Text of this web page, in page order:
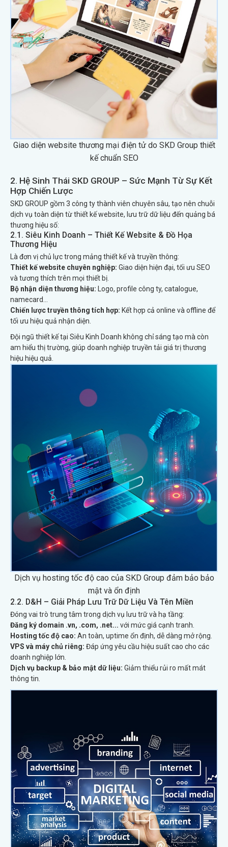
Giao diện website thương mại điện tử do SKD Group thiết
kế chuẩn SEO
2. Hệ Sinh Thái SKD GROUP – Sức Mạnh Từ Sự Kết
Hợp Chiến Lược
SKD GROUP gồm 3 công ty thành viên chuyên sâu, tạo nên chuỗi
dịch vụ toàn diện từ thiết kế website, lưu trữ dữ liệu đến quảng bá
thương hiệu số:
2.1. Siêu Kinh Doanh – Thiết Kế Website & Đồ Họa
Thương Hiệu
Là đơn vị chủ lực trong mảng thiết kế và truyền thông:
Thiết kế website chuyên nghiệp: Giao diện hiện đại, tối ưu SEO
và tương thích trên mọi thiết bị.
Bộ nhận diện thương hiệu: Logo, profile công ty, catalogue,
namecard...
Chiến lược truyền thông tích hợp: Kết hợp cả online và offline để
tối ưu hiệu quả nhận diện.
Đội ngũ thiết kế tại Siêu Kinh Doanh không chỉ sáng tạo mà còn
am hiểu thị trường, giúp doanh nghiệp truyền tải giá trị thương
hiệu hiệu quả.
Dịch vụ hosting tốc độ cao của SKD Group đảm bảo bảo
mật và ổn định
2.2. D&H – Giải Pháp Lưu Trữ Dữ Liệu Và Tên Miền
Đóng vai trò trung tâm trong dịch vụ lưu trữ và hạ tầng:
Đăng ký domain .vn, .com, .net... với mức giá cạnh tranh.
Hosting tốc độ cao: An toàn, uptime ổn định, dễ dàng mở rộng.
VPS và máy chủ riêng: Đáp ứng yêu cầu hiệu suất cao cho các
doanh nghiệp lớn.
Dịch vụ backup & bảo mật dữ liệu: Giảm thiểu rủi ro mất mát
thông tin.